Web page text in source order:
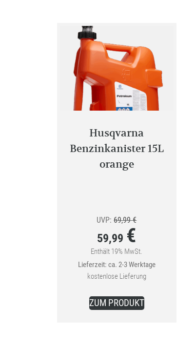
Husqvarna
Benzinkanister 15L
orange
UVP: 69,99€Ursprünglicher
war:
69,99 €
59,99 €
Aktueller
Preis
59,99 €.
Enthält 19% MwSt.
Lieferzeit: ca. 2-3 Werktage
kostenlose Lieferung
ZUM PRODUKT